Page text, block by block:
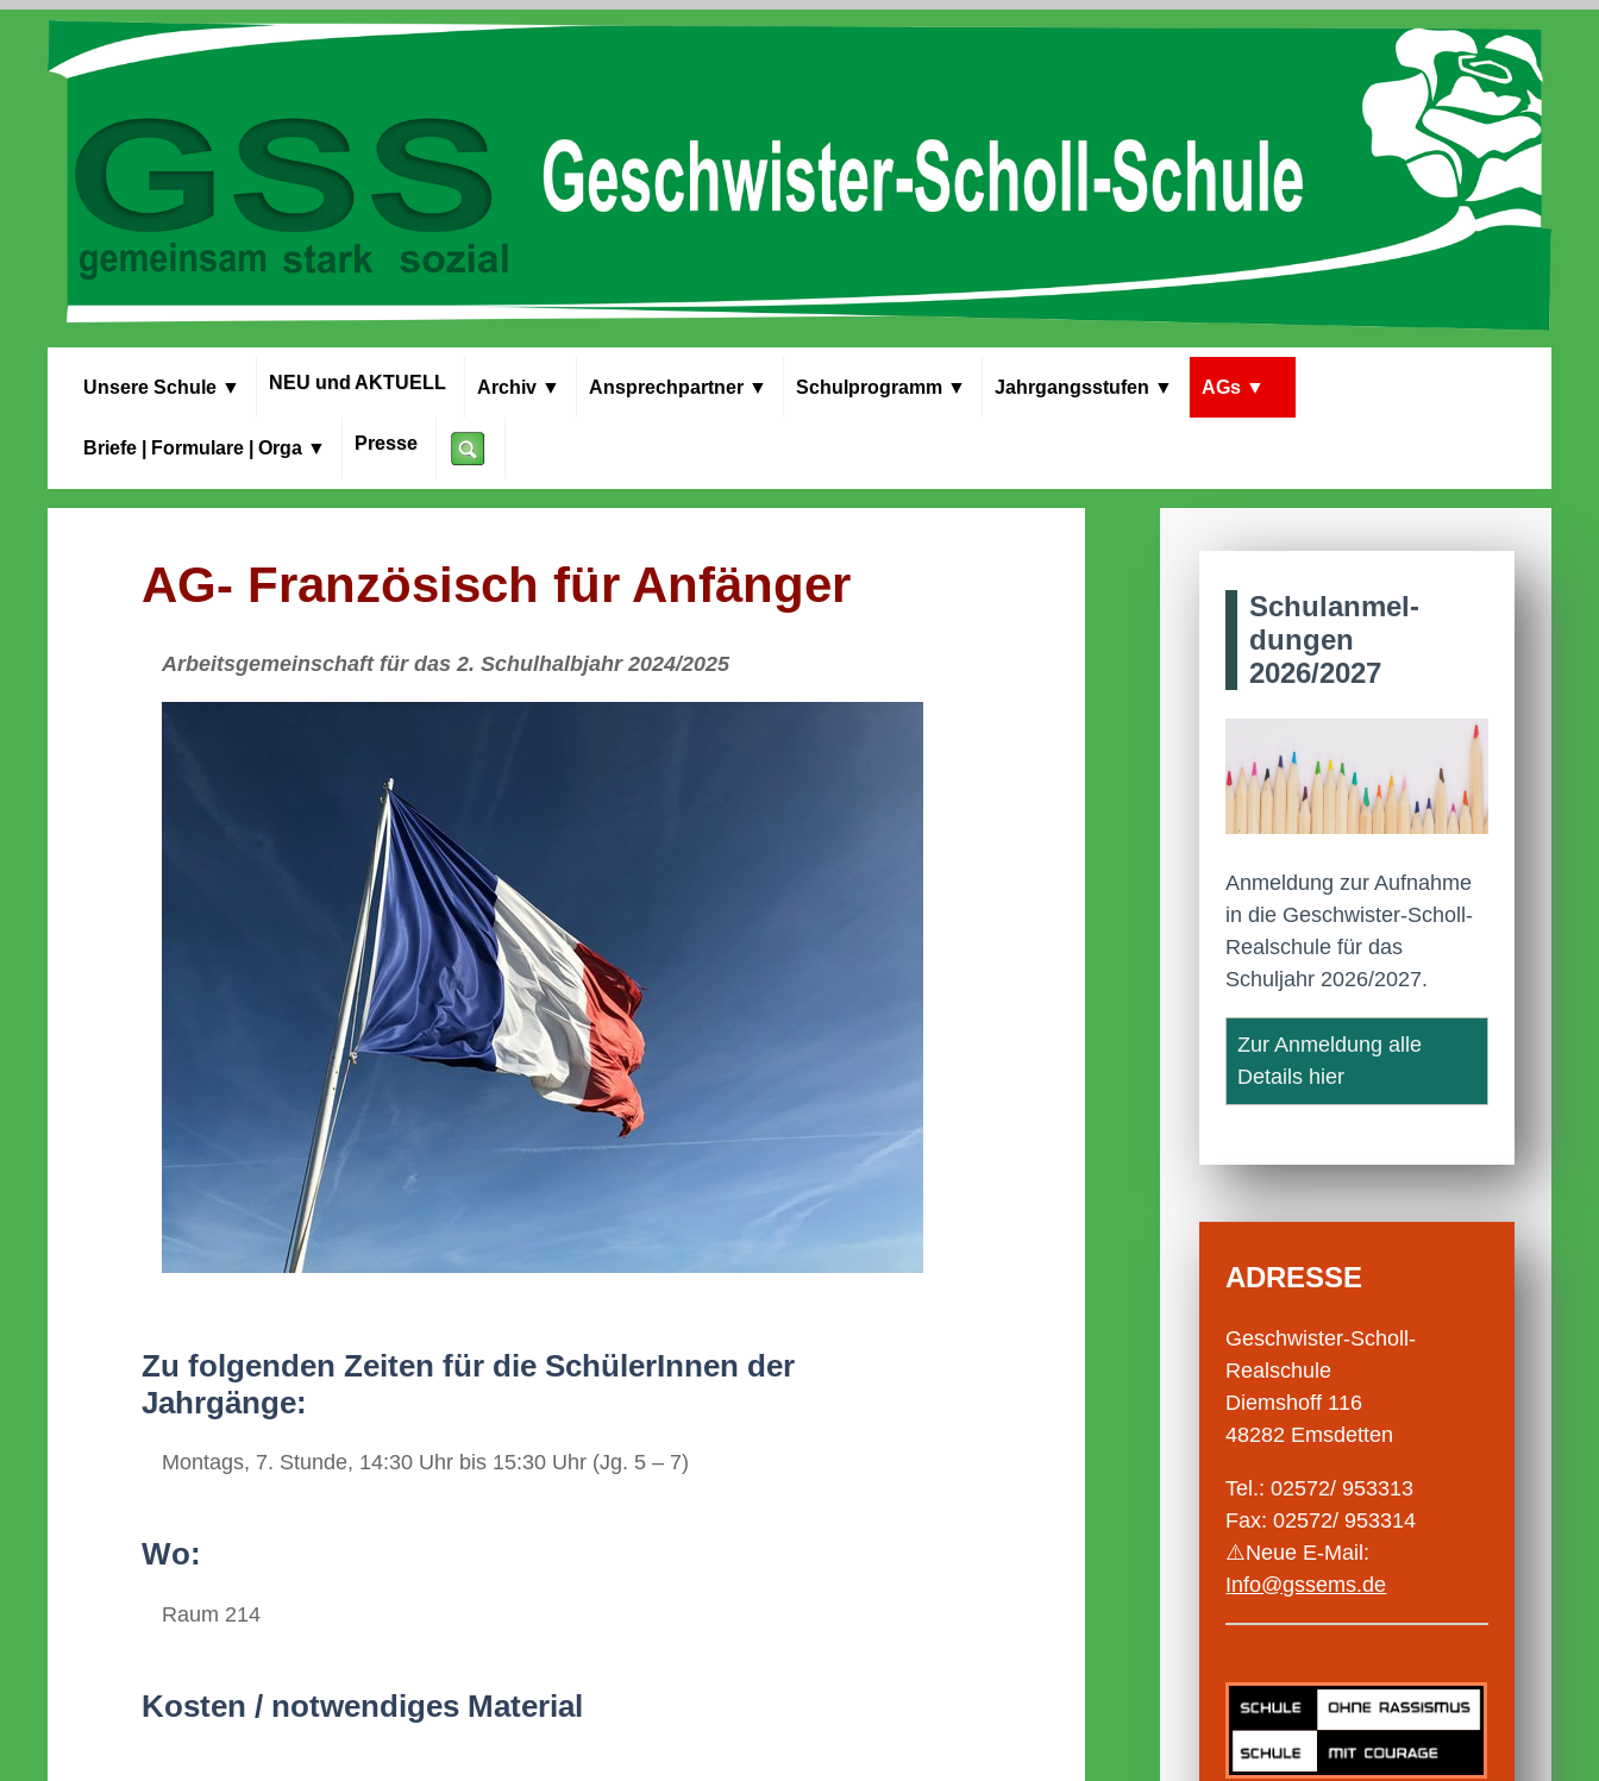
Unsere Schule ▼ NEU und AKTUELL Archiv ▼ Ansprech­partner ▼ Schul­programm ▼ Jahrgangs­stufen ▼ AGs ▼
Briefe | Formulare | Orga ▼ Presse
AG- Französisch für Anfänger
Arbeitsgemeinschaft für das 2. Schulhalbjahr 2024/2025
Zu folgenden Zeiten für die SchülerInnen der
Jahrgänge:
Montags, 7. Stunde, 14:30 Uhr bis 15:30 Uhr (Jg. 5 – 7)
Wo:
Raum 214
Kosten / notwendiges Material
Schul­anmel­
dungen
2026/2027
Anmeldung zur Aufnahme
in die Geschwister-Scholl-
Realschule für das
Schuljahr 2026/2027.
Zur Anmeldung alle
Details hier
ADRESSE
Geschwister-Scholl-
Realschule
Diemshoff 116
48282 Emsdetten
Tel.: 02572/ 953313
Fax: 02572/ 953314
⚠️Neue E-Mail:
Info@gssems.de